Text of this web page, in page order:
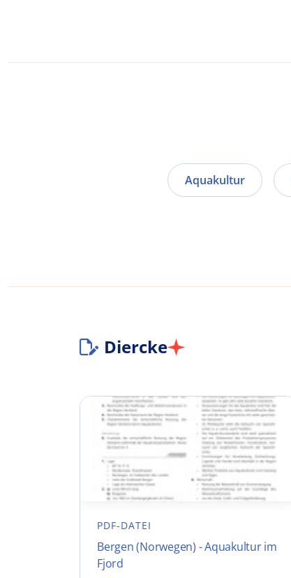
Aquakultur
Diercke
PDF-DATEI
Bergen (Norwegen) - Aquakultur im
Fjord